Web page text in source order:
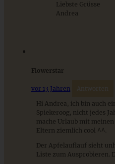
Blitzschneller Apfel-
ZUM BEITRAG
Stracciatella-Quarkcreme
Dessert im Glas
Liebste Grüsse
Andrea
Flowerstar
vor 13 Jahren Antworten
Hi Andrea, ich bin auch
Spiekeroog, nicht jedes
mache Urlaub mit
Eltern ziemlich cool ^^.
Der Apfelauflauf sieht
Liste zum Ausprobieren.